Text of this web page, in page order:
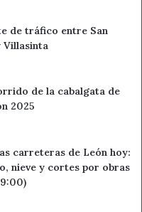
para vacunar a los
podrá vacunarse
centros de trabajo, a
laboral de referencia.
60 años y más años o
de riesgo, se
podrán vacunarse y el
salud, de acuerdo con
y sanitarias,
de tráfico entre San
Villasinta
de la cabalgata de
2025
carreteras de León hoy:
nieve y cortes por obras